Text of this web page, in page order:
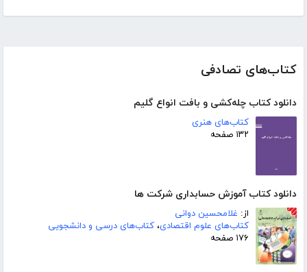
کتاب‌های تصادفی
دانلود کتاب چله‌کشی و بافت انواع گلیم
کتاب‌های هنری
۱۳۲ صفحه
دانلود کتاب آموزش حسابداری شرکت ها
از: غلامحسین دوانی
کتاب‌های علوم اقتصادی، کتاب‌های درسی و دانشجویی
۱۷۶ صفحه